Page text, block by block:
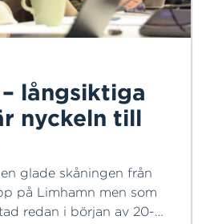
långsiktiga
nyckeln till
glade skåningen från
på Limhamn men som
redan i början av 20-